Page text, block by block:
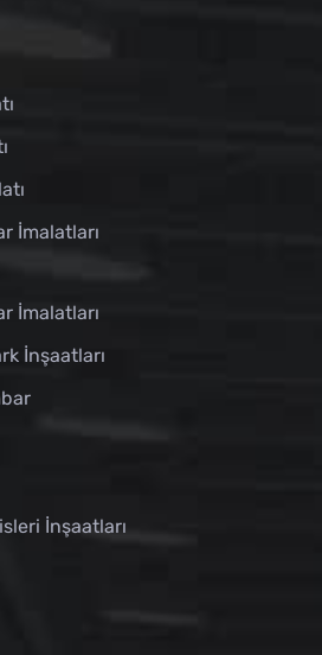
İmalatları
İmalatları
İnşaatları
İnşaatları